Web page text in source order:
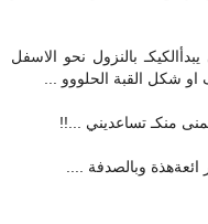
بالنزول نحو الاسفل
شكل القبة الحلووو ...
منكـ تساعديني ...!!
وبالصدفة ....